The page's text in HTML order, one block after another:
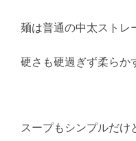
麺は普通の中太ストレ
硬さも硬過ぎず柔らか
スープもシンプルだけ